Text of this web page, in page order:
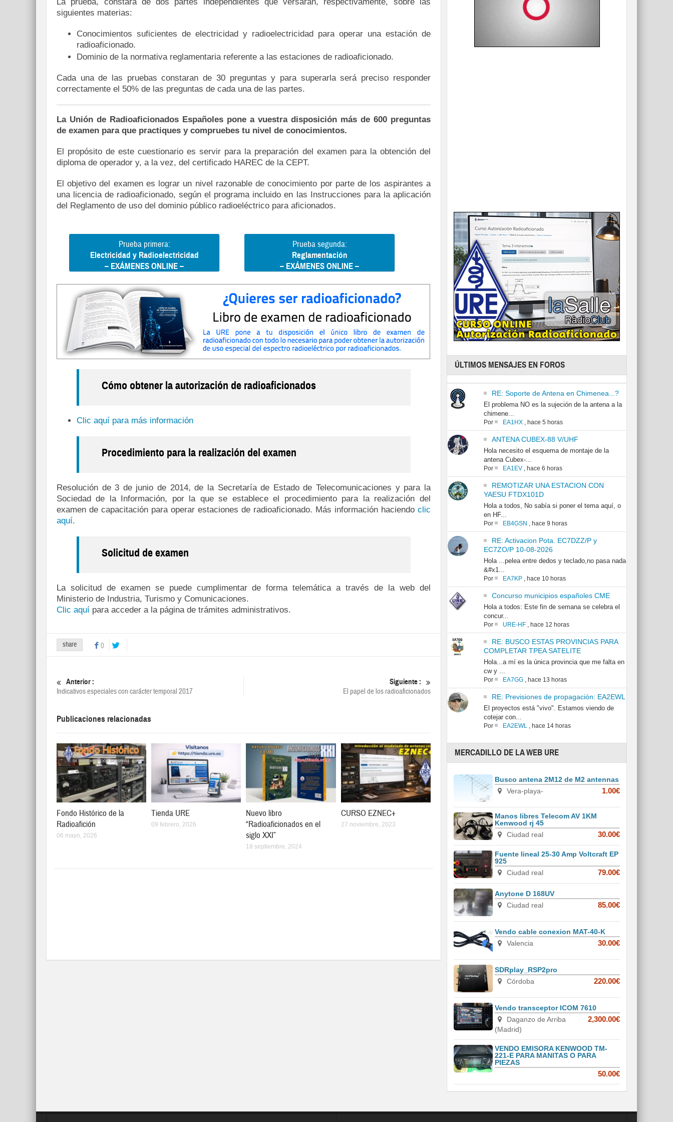
siguientes materias:
Conocimientos suficientes de electricidad y radioelectricidad para operar una estación de
radioaficionado.
Dominio de la normativa reglamentaria referente a las estaciones de radioaficionado.
Cada una de las pruebas constaran de 30 preguntas y para superarla será preciso responder
correctamente el 50% de las preguntas de cada una de las partes.
La Unión de Radioaficionados Españoles pone a vuestra disposición más de 600 preguntas
de examen para que practiques y compruebes tu nivel de conocimientos.
El propósito de este cuestionario es servir para la preparación del examen para la obtención del
diploma de operador y, a la vez, del certificado HAREC de la CEPT.
El objetivo del examen es lograr un nivel razonable de conocimiento por parte de los aspirantes a
una licencia de radioaficionado, según el programa incluido en las Instrucciones para la aplicación
del Reglamento de uso del dominio público radioeléctrico para aficionados.
Prueba primera:
Electricidad y Radioelectricidad
– EXÁMENES ONLINE –
Prueba segunda:
Reglamentación
– EXÁMENES ONLINE –
Cómo obtener la autorización de radioaficionados
Clic aquí para más información
Procedimiento para la realización del examen
Resolución de 3 de junio de 2014, de la Secretaría de Estado de Telecomunicaciones y para la
Sociedad de la Información, por la que se establece el procedimiento para la realización del
examen de capacitación para operar estaciones de radioaficionado. Más información haciendo clic
aquí.
Solicitud de examen
La solicitud de examen se puede cumplimentar de forma telemática a través de la web del
Ministerio de Industria, Turismo y Comunicaciones.
Clic aquí para acceder a la página de trámites administrativos.
share 0
Anterior :
Indicativos especiales con carácter temporal 2017
Siguiente :
El papel de los radioaficionados
Publicaciones relacionadas
Fondo Histórico de la
Radioafición
06 mayo, 2026
Tienda URE
09 febrero, 2026
Nuevo libro
“Radioaficionados en el
siglo XXI”
18 septiembre, 2024
CURSO EZNEC+
27 noviembre, 2023
ÚLTIMOS MENSAJES EN FOROS
RE: Soporte de Antena en Chimenea...?
El problema NO es la sujeción de la antena a la
chimene...
Por EA1HX, hace 5 horas
ANTENA CUBEX-88 V/UHF
Hola necesito el esquema de montaje de la
antena Cubex-...
Por EA1EV, hace 6 horas
REMOTIZAR UNA ESTACION CON
YAESU FTDX101D
Hola a todos, No sabía si poner el tema aquí, o
en HF...
Por EB4GSN , hace 9 horas
RE: Activacion Pota. EC7DZZ/P y
EC7ZO/P 10-08-2026
Hola ...pelea entre dedos y teclado,no pasa nada
&#x1...
Por EA7KP, hace 10 horas
Concurso municipios españoles CME
Hola a todos: Este fin de semana se celebra el
concur...
Por URE-HF, hace 12 horas
RE: BUSCO ESTAS PROVINCIAS PARA
COMPLETAR TPEA SATELITE
Hola...a mí es la única provincia que me falta en
cw y ...
Por EA7GG, hace 13 horas
RE: Previsiones de propagación: EA2EWL
El proyectos está "vivo". Estamos viendo de
cotejar con...
Por EA2EWL, hace 14 horas
MERCADILLO DE LA WEB URE
Busco antena 2M12 de M2 antennas
Vera-playa-
1.00€
Manos libres Telecom AV 1KM
Kenwood rj 45
Ciudad real
30.00€
Fuente lineal 25-30 Amp Voltcraft EP
925
Ciudad real
79.00€
Anytone D 168UV
Ciudad real
85.00€
Vendo cable conexion MAT-40-K
Valencia
30.00€
SDRplay_RSP2pro
Córdoba
220.00€
Vendo transceptor ICOM 7610
Daganzo de Arriba
(Madrid)
2,300.00€
VENDO EMISORA KENWOOD TM-
221-E PARA MANITAS O PARA
PIEZAS
50.00€